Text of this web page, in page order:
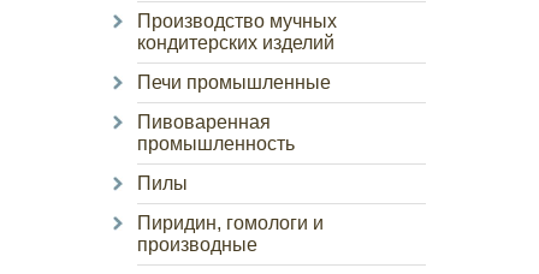
Производство мучных
кондитерских изделий
Печи промышленные
Пивоваренная
промышленность
Пилы
Пиридин, гомологи и
производные